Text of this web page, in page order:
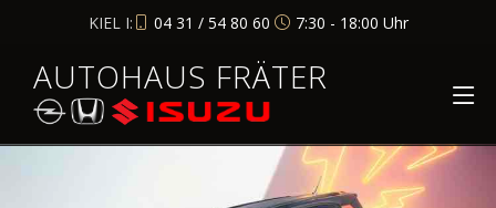
KIEL I: 04 31 / 54 80 60 7:30 - 18:00 Uhr
AUTOHAUS FRÄTER